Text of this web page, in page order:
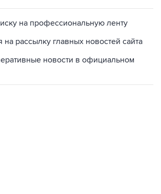
на профессиональную ленту
на рассылку главных новостей сайта
новости в официальном